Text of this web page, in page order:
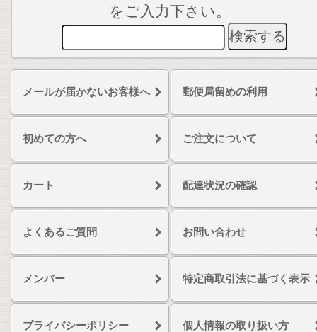
をご入力下さい。
メールが届かないお客様へ 郵便局留めの利用
初めての方へ ご注文について
カート 配達状況の確認
よくあるご質問 お問い合わせ
メンバー 特定商取引法に基づく表示
プライバシーポリシー 個人情報の取り扱い方